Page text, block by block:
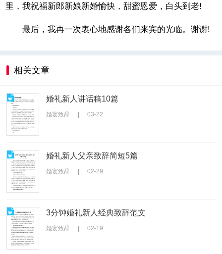
里，我祝福新郎新娘新婚愉快，甜蜜恩爱，白头到老!
最后，我再一次衷心地感谢各们来宾的光临。谢谢!
相关文章
婚礼新人讲话稿10篇
婚宴致辞 03-22
婚礼新人父亲致辞简短5篇
婚宴致辞 02-29
3分钟婚礼新人经典致辞范文
婚宴致辞 02-19